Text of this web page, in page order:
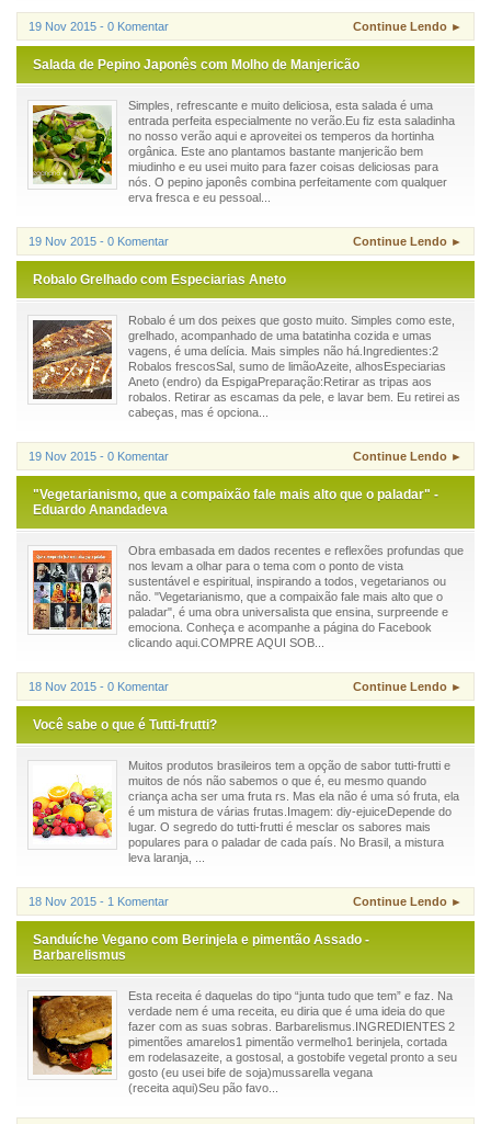
19 Nov 2015 - 0 Komentar Continue Lendo ►
Salada de Pepino Japonês com Molho de Manjericão
Simples, refrescante e muito deliciosa, esta salada é uma
entrada perfeita especialmente no verão.Eu fiz esta saladinha
no nosso verão aqui e aproveitei os temperos da hortinha
orgânica. Este ano plantamos bastante manjericão bem
miudinho e eu usei muito para fazer coisas deliciosas para
nós. O pepino japonês combina perfeitamente com qualquer
erva fresca e eu pessoal...
19 Nov 2015 - 0 Komentar Continue Lendo ►
Robalo Grelhado com Especiarias Aneto
Robalo é um dos peixes que gosto muito. Simples como este,
grelhado, acompanhado de uma batatinha cozida e umas
vagens, é uma delícia. Mais simples não há.Ingredientes:2
Robalos frescosSal, sumo de limãoAzeite, alhosEspeciarias
Aneto (endro) da EspigaPreparação:Retirar as tripas aos
robalos. Retirar as escamas da pele, e lavar bem. Eu retirei as
cabeças, mas é opciona...
19 Nov 2015 - 0 Komentar Continue Lendo ►
"Vegetarianismo, que a compaixão fale mais alto que o paladar" -
Eduardo Anandadeva
Obra embasada em dados recentes e reflexões profundas que
nos levam a olhar para o tema com o ponto de vista
sustentável e espiritual, inspirando a todos, vegetarianos ou
não. "Vegetarianismo, que a compaixão fale mais alto que o
paladar", é uma obra universalista que ensina, surpreende e
emociona. Conheça e acompanhe a página do Facebook
clicando aqui.COMPRE AQUI SOB...
18 Nov 2015 - 0 Komentar Continue Lendo ►
Você sabe o que é Tutti-frutti?
Muitos produtos brasileiros tem a opção de sabor tutti-frutti e
muitos de nós não sabemos o que é, eu mesmo quando
criança acha ser uma fruta rs. Mas ela não é uma só fruta, ela
é um mistura de várias frutas.Imagem: diy-ejuiceDepende do
lugar. O segredo do tutti-frutti é mesclar os sabores mais
populares para o paladar de cada país. No Brasil, a mistura
leva laranja, ...
18 Nov 2015 - 1 Komentar Continue Lendo ►
Sanduíche Vegano com Berinjela e pimentão Assado -
Barbarelismus
Esta receita é daquelas do tipo “junta tudo que tem” e faz. Na
verdade nem é uma receita, eu diria que é uma ideia do que
fazer com as suas sobras. Barbarelismus.INGREDIENTES 2
pimentões amarelos1 pimentão vermelho1 berinjela, cortada
em rodelasazeite, a gostosal, a gostobife vegetal pronto a seu
gosto (eu usei bife de soja)mussarella vegana
(receita aqui)Seu pão favo...